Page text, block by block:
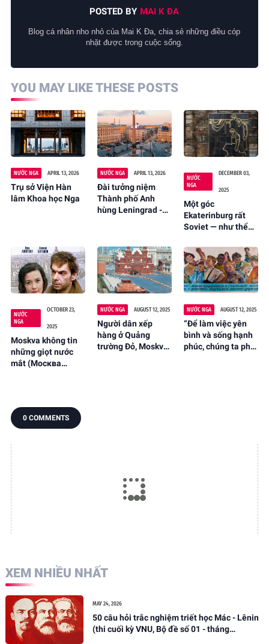
POSTED BY MAI K ĐA
Blog cá nhân nho nhỏ của Mai K Đa, chia sẻ những điều cóp
nhặt được trong cuộc sống.
YOU MAY LIKE THESE POSTS
NƯỚC NGA APRIL 13, 2026
Trụ sở Viện Hàn
lâm Khoa học Nga
NƯỚC NGA APRIL 13, 2026
Đài tưởng niệm
Thành phố Anh
hùng Leningrad -
NƯỚC
NGA
DECEMBER 03,
2025
Một góc
Ekaterinburg rất
Soviet — như thể
đứng lại
NƯỚC
NGA
OCTOBER 23,
2025
Moskva không tin
những giọt nước
mắt (Москва
NƯỚC NGA AUGUST 12, 2025
Người dân xếp
hàng ở Quảng
trường Đỏ, Moskva,
NƯỚC NGA AUGUST 12, 2025
“Để làm việc yên
bình và sống hạnh
phúc, chúng ta phải
0 COMMENTS
XEM NHIỀU NHẤT
MAY 24, 2026
50 câu hỏi trắc nghiệm triết học Mác - Lênin
(thi cuối kỳ VNU, Bộ đề số 01 - tháng